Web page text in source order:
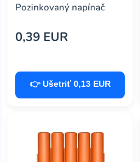
Pozinkovaný napínač
0,39 EUR
👉 Ušetriť 0,13 EUR